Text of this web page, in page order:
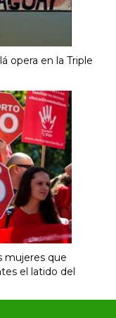
opera en la Triple
mujeres que
el latido del